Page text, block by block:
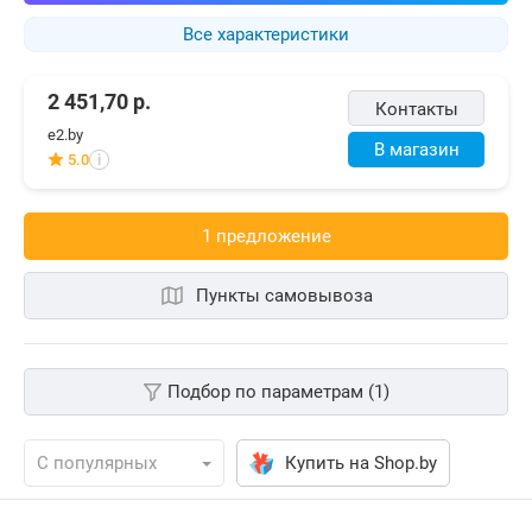
Все характеристики
Контакты
В магазин
2 451,70 р.
e2.by
5.0 i
1 предложениe
Пункты самовывоза
Подбор по параметрам (1)
Купить на Shop.by